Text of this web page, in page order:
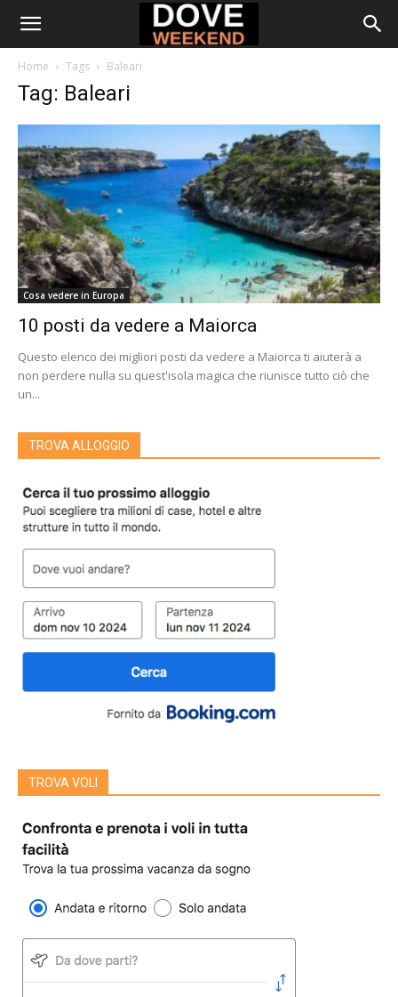
Home Tags Baleari
Tag: Baleari
Cosa vedere in Europa
10 posti da vedere a Maiorca
Questo elenco dei migliori posti da vedere a Maiorca ti aiuterà a
non perdere nulla su quest'isola magica che riunisce tutto ciò che
un...
TROVA ALLOGGIO
TROVA VOLI